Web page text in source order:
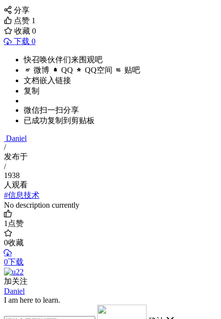
分享
点赞 1
收藏 0
下载 0
快召唤伙伴们来围观吧
微博 QQ QQ空间 贴吧
文档嵌入链接
复制
微信扫一扫分享
已成功复制到剪贴板
Daniel
/
发布于
/
1938
人观看
#信息技术
No description currently
1点赞
0收藏
0下载
加关注
Daniel
I am here to learn.